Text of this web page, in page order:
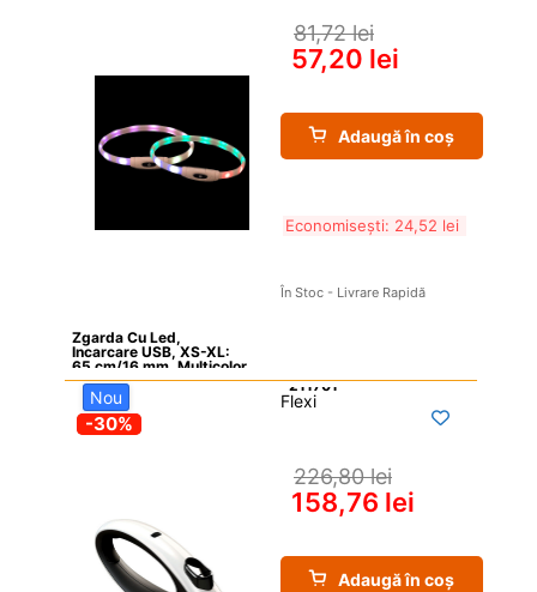
Zgarda Cu Led,
Incarcare USB, XS-XL:
65 cm/16 mm, Multicolor
81,72 lei
57,20 lei
Adaugă în coș
Economisești: 24,52 lei
În Stoc - Livrare Rapidă
Nou
-30%
Flexi
226,80 lei
158,76 lei
Adaugă în coș